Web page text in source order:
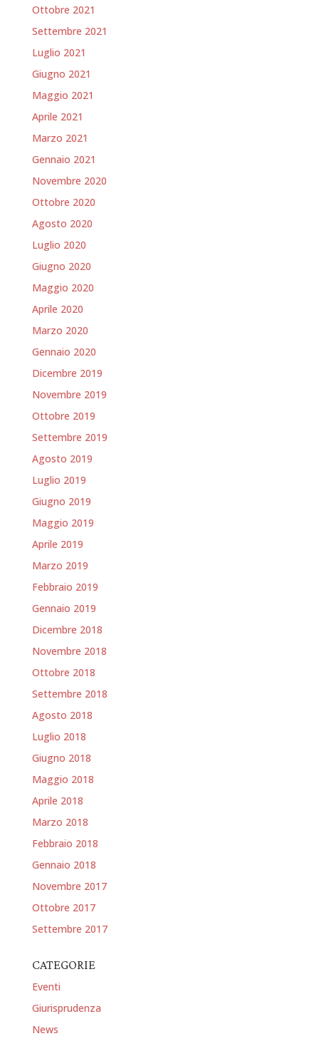
Ottobre 2021
Settembre 2021
Luglio 2021
Giugno 2021
Maggio 2021
Aprile 2021
Marzo 2021
Gennaio 2021
Novembre 2020
Ottobre 2020
Agosto 2020
Luglio 2020
Giugno 2020
Maggio 2020
Aprile 2020
Marzo 2020
Gennaio 2020
Dicembre 2019
Novembre 2019
Ottobre 2019
Settembre 2019
Agosto 2019
Luglio 2019
Giugno 2019
Maggio 2019
Aprile 2019
Marzo 2019
Febbraio 2019
Gennaio 2019
Dicembre 2018
Novembre 2018
Ottobre 2018
Settembre 2018
Agosto 2018
Luglio 2018
Giugno 2018
Maggio 2018
Aprile 2018
Marzo 2018
Febbraio 2018
Gennaio 2018
Novembre 2017
Ottobre 2017
Settembre 2017
CATEGORIE
Eventi
Giurisprudenza
News